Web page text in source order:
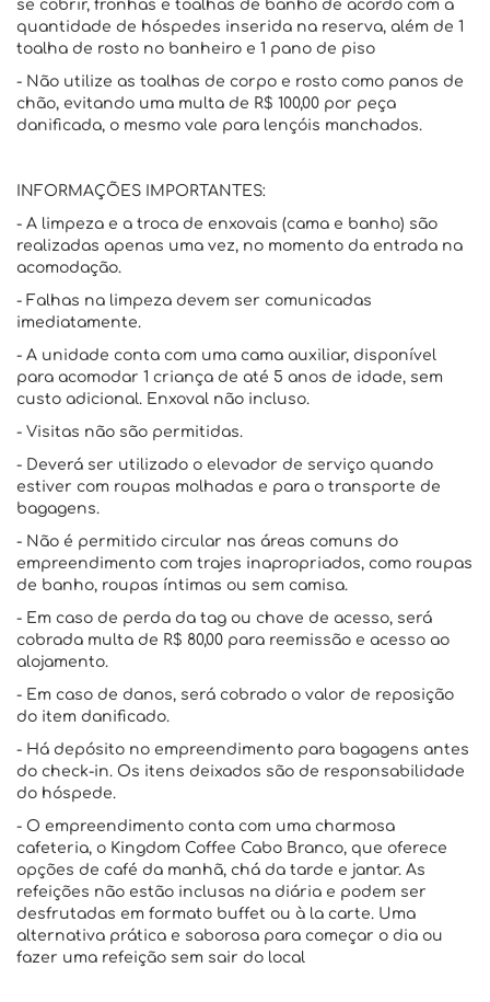
se cobrir, fronhas e toalhas de banho de acordo com a
quantidade de hóspedes inserida na reserva, além de 1
toalha de rosto no banheiro e 1 pano de piso
- Não utilize as toalhas de corpo e rosto como panos de
chão, evitando uma multa de R$ 100,00 por peça
danificada, o mesmo vale para lençóis manchados.
INFORMAÇÕES IMPORTANTES:
- A limpeza e a troca de enxovais (cama e banho) são
realizadas apenas uma vez, no momento da entrada na
acomodação.
- Falhas na limpeza devem ser comunicadas
imediatamente.
- A unidade conta com uma cama auxiliar, disponível
para acomodar 1 criança de até 5 anos de idade, sem
custo adicional. Enxoval não incluso.
- Visitas não são permitidas.
- Deverá ser utilizado o elevador de serviço quando
estiver com roupas molhadas e para o transporte de
bagagens.
- Não é permitido circular nas áreas comuns do
empreendimento com trajes inapropriados, como roupas
de banho, roupas íntimas ou sem camisa.
- Em caso de perda da tag ou chave de acesso, será
cobrada multa de R$ 80,00 para reemissão e acesso ao
alojamento.
- Em caso de danos, será cobrado o valor de reposição
do item danificado.
- Há depósito no empreendimento para bagagens antes
do check-in. Os itens deixados são de responsabilidade
do hóspede.
- O empreendimento conta com uma charmosa
cafeteria, o Kingdom Coffee Cabo Branco, que oferece
opções de café da manhã, chá da tarde e jantar. As
refeições não estão inclusas na diária e podem ser
desfrutadas em formato buffet ou à la carte. Uma
alternativa prática e saborosa para começar o dia ou
fazer uma refeição sem sair do local